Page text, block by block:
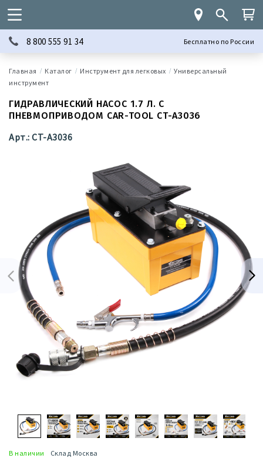
8 800 555 91 34 Бесплатно по России
Каталог Инструмент для легковых
Универсальный
инструмент
ГИДРАВЛИЧЕСКИЙ НАСОС 1.7 Л. С
ПНЕВМОПРИВОДОМ CAR-TOOL CT-A3036
Арт.: CT-A3036
Склад Москва
В наличии